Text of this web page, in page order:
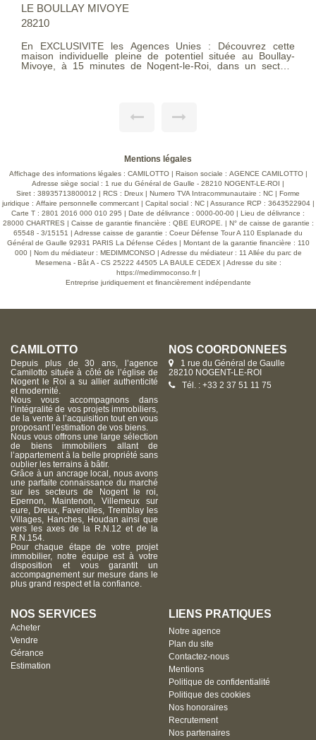
LE BOULLAY MIVOYE
28210
En EXCLUSIVITE les Agences Unies : Découvrez cette
maison individuelle pleine de potentiel située au Boullay-
Mivoye, à 15 minutes de Nogent-le-Roi, dans un secteur
fonctionnel et évolutif. Elle propose une belle pièce de vie
total constitue un véritable atout : stationnement, espace
atelier, rangement ou futur aménagement selon vos envies.
Implantée sur un terrain clos et arboré de 1 115 m², la
propriété bénéficie d'un agréable extérieur propice aux
moments en famille. Plusieurs améliorations ont déjà été
réalisées : rénovation en 2013, installation du double vitrage,
remplacement de la chaudière fioul en 2017 et électricité aux
normes. Classée en DPE G, cette maison offre néanmoins
un fort potentiel d'amélioration énergétique grâce à des
travaux accessibles et efficaces, tels que l'installation d'une
pompe à chaleur, l'isolation thermique par l'extérieur ou
encore le remplacement de la VMC, permettant d'envisager
un gain significatif de performance et de confort. Une
opportunité idéale pour des acquéreurs souhaitant
Mentions légales
Affichage des informations légales : CAMILOTTO | Raison sociale : AGENCE CAMILOTTO |
Adresse siège social : 1 rue du Général de Gaulle - 28210 NOGENT-LE-ROI |
Siret : 38935713800012 | RCS : Dreux | Numero TVA Intracommunautaire : NC | Forme
juridique : Affaire personnelle commercant | Capital social : NC | Assurance RCP : 3643522904 |
Carte T : 2801 2016 000 010 295 | Date de délivrance : 0000-00-00 | Lieu de délivrance :
28000 CHARTRES | Caisse de garantie financière : QBE EUROPE. | N° de caisse de garantie :
65548 - 3/15151 | Adresse caisse de garantie : Coeur Défense Tour A 110 Esplanade du
Général de Gaulle 92931 PARIS La Défense Cédes | Montant de la garantie financière : 110
000 | Nom du médiateur : MEDIMMCONSO | Adresse du médiateur : 11 Allée du parc de
Mesemena - Bât A - CS 25222 44505 LA BAULE CEDEX | Adresse du site :
https://medimmoconso.fr|
Entreprise juridiquement et financièrement indépendante
CAMILOTTO
Depuis plus de 30 ans, l’agence
Camilotto située à côté de l’église de
Nogent le Roi a su allier authenticité
et modernité.
Nous vous accompagnons dans
l’intégralité de vos projets immobiliers,
de la vente à l’acquisition tout en vous
proposant l’estimation de vos biens.
Nous vous offrons une large sélection
de biens immobiliers allant de
l’appartement à la belle propriété sans
oublier les terrains à bâtir.
Grâce à un ancrage local, nous avons
une parfaite connaissance du marché
sur les secteurs de Nogent le roi,
Epernon, Maintenon, Villemeux sur
eure, Dreux, Faverolles, Tremblay les
Villages, Hanches, Houdan ainsi que
vers les axes de la R.N.12 et de la
R.N.154.
Pour chaque étape de votre projet
immobilier, notre équipe est à votre
disposition et vous garantit un
accompagnement sur mesure dans le
plus grand respect et la confiance.
NOS COORDONNÉES
1 rue du Général de Gaulle
28210 NOGENT-LE-ROI
Tél. : +33 2 37 51 11 75
NOS SERVICES
Acheter
Vendre
Gérance
Estimation
LIENS PRATIQUES
Notre agence
Plan du site
Contactez-nous
Mentions
Politique de confidentialité
Politique des cookies
Nos honoraires
Recrutement
Nos partenaires